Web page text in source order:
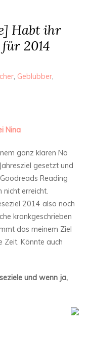
Habt ihr
2014
, Geblubber,
Nina
ganz klaren Nö
gesetzt und
Reading
nicht erreicht.
2014 also noch
krankgeschrieben
das meinem Ziel
Zeit. Könnte auch
und wenn ja,